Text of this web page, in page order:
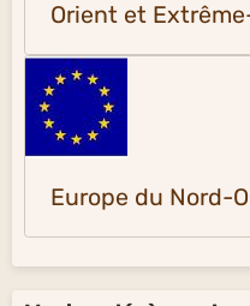
Orient et
Europe du Nord-